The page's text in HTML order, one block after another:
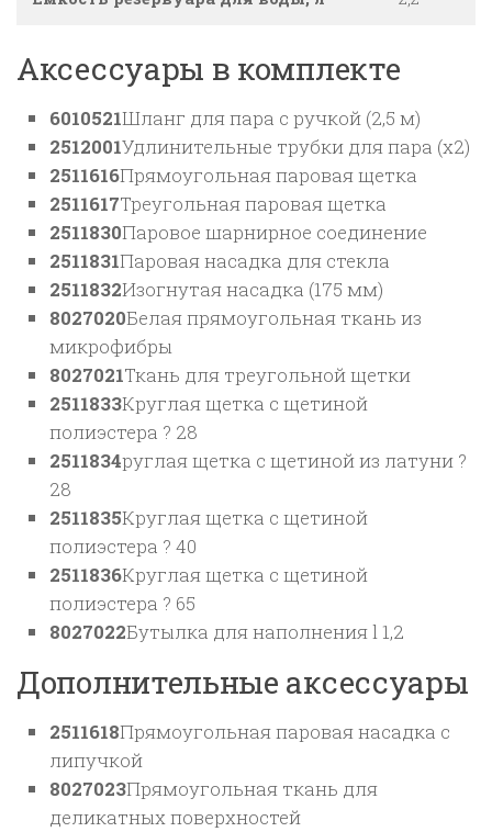
Аксессуары в комплекте
6010521Шланг для пара с ручкой (2,5 м)
2512001Удлинительные трубки для пара (x2)
2511616Прямоугольная паровая щетка
2511617Треугольная паровая щетка
2511830Паровое шарнирное соединение
2511831Паровая насадка для стекла
2511832Изогнутая насадка (175 мм)
8027020Белая прямоугольная ткань из
микрофибры
8027021Ткань для треугольной щетки
2511833Круглая щетка с щетиной
полиэстера ? 28
2511834руглая щетка с щетиной из латуни ?
28
2511835Круглая щетка с щетиной
полиэстера ? 40
2511836Круглая щетка с щетиной
полиэстера ? 65
8027022Бутылка для наполнения l 1,2
Дополнительные аксессуары
2511618Прямоугольная паровая насадка с
липучкой
8027023Прямоугольная ткань для
деликатных поверхностей